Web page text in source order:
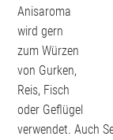
Anisaroma
wird gern
zum Würzen
von Gurken,
Reis, Fisch
oder Geflügel
verwendet. Auch